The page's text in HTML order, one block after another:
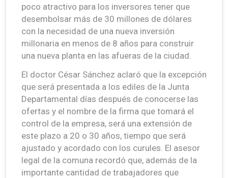
poco atractivo para los inversores tener que
desembolsar más de 30 millones de dólares
con la necesidad de una nueva inversión
millonaria en menos de 8 años para construir
una nueva planta en las afueras de la ciudad.
El doctor César Sánchez aclaró que la excepción
que será presentada a los ediles de la Junta
Departamental días después de conocerse las
ofertas y el nombre de la firma que tomará el
control de la empresa, será una extensión de
este plazo a 20 o 30 años, tiempo que será
ajustado y acordado con los curules. El asesor
legal de la comuna recordó que, además de la
importante cantidad de trabajadores que